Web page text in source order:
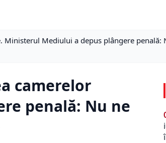
Mediului a depus plângere
camerelor
penală: Nu ne